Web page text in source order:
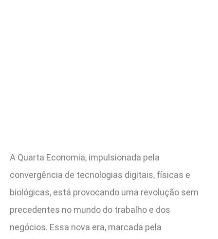
A Quarta Economia, impulsionada pela
convergência de tecnologias digitais, físicas e
biológicas, está provocando uma revolução sem
precedentes no mundo do trabalho e dos
negócios. Essa nova era, marcada pela